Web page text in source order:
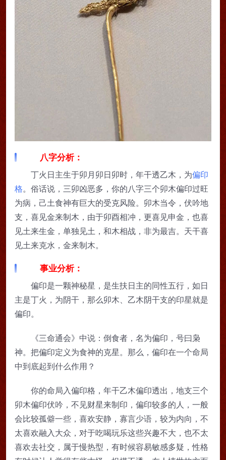
八字分析：
丁火日主生于卯月卯日卯时，年干透乙木，为偏印
格。俗话说，三卯凶恶多，你的八字三个卯木偏印过旺
为病，己土食神有巨大的受克风险。卯木当令，伏吟地
支，喜见金来制木，由于卯酉相冲，更喜见申金，也喜
见土来生金，单独见土，和木相战，非为最吉。天干喜
见土来克水，金来制木。
事业分析：
偏印是一颗神秘星，是生扶日主的同性五行，如日
主是丁火，为阴干，那么卯木、乙木阴干支的印星就是
偏印。
《三命通会》中说：倒食者，名为偏印，号曰枭
神。把偏印定义为食神的克星。那么，偏印在一个命局
中到底起到什么作用？
你的命局入偏印格，年干乙木偏印透出，地支三个
卯木偏印伏吟，不见财星来制印，偏印较多的人，一般
会比较孤僻一些，喜欢安静，寡言少语，较为内向，不
太喜欢融入大众，对于吃喝玩乐这些兴趣不大，也不太
喜欢去社交，属于慢热型，有时候容易敏感多疑，性格